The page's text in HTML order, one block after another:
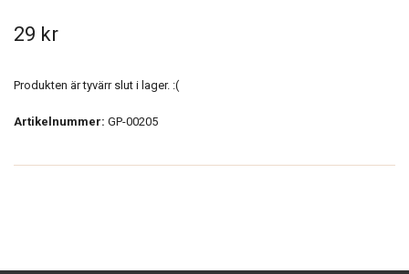
29 kr
Produkten är tyvärr slut i lager. :(
Artikelnummer: GP-00205